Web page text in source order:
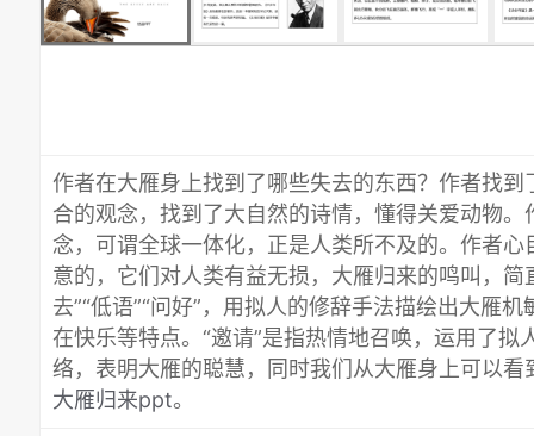
作者在大雁身上找到了哪些失去的东西？作者找
合的观念，找到了大自然的诗情，懂得关爱动物
念，可谓全球一体化，正是人类所不及的。作者
意的，它们对人类有益无损，大雁归来的鸣叫，简
去”“低语”“问好”，用拟人的修辞手法描绘出大雁
在快乐等特点。“邀请”是指热情地召唤，运用了拟
络，表明大雁的聪慧，同时我们从大雁身上可以
大雁归来ppt。